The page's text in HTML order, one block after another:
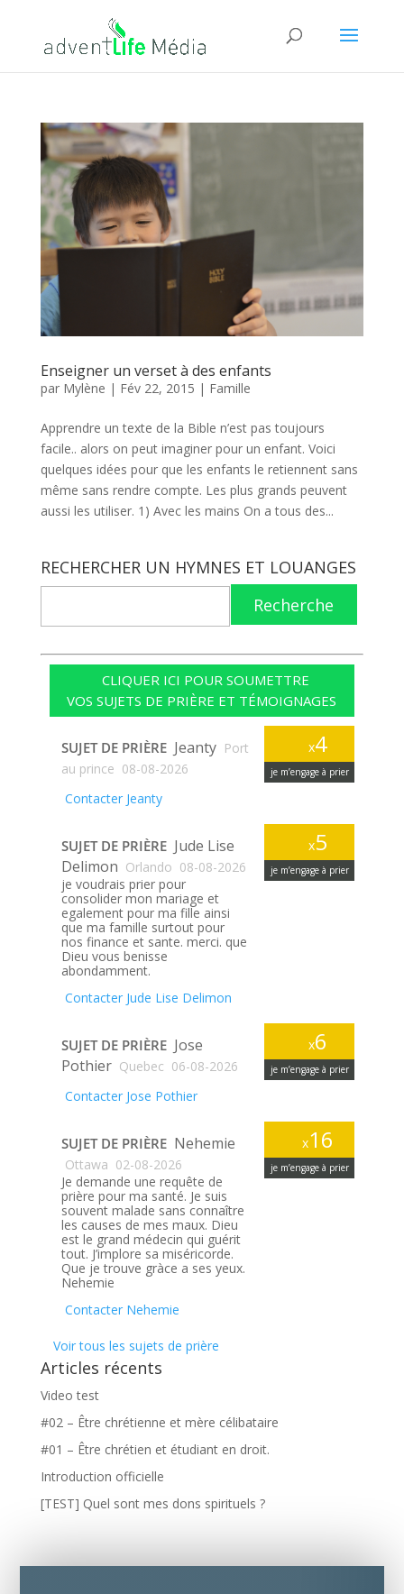
Enseigner un verset à des enfants
par Mylène | Fév 22, 2015 | Famille
Apprendre un texte de la Bible n’est pas toujours
facile.. alors on peut imaginer pour un enfant. Voici
quelques idées pour que les enfants le retiennent sans
même sans rendre compte. Les plus grands peuvent
aussi les utiliser. 1) Avec les mains On a tous des...
RECHERCHER UN HYMNES ET LOUANGES
Recherche
CLIQUER ICI POUR SOUMETTRE
VOS SUJETS DE PRIÈRE ET TÉMOIGNAGES
x4
je m’engage à prier
SUJET DE PRIÈRE Jeanty Port
au prince 08-08-2026
Contacter Jeanty
x5
je m’engage à prier
SUJET DE PRIÈRE Jude Lise
Delimon Orlando 08-08-2026
je voudrais prier pour
consolider mon mariage et
egalement pour ma fille ainsi
que ma famille surtout pour
nos finance et sante. merci. que
Dieu vous benisse
abondamment.
Contacter Jude Lise Delimon
x6
je m’engage à prier
SUJET DE PRIÈRE Jose
Pothier Quebec 06-08-2026
Contacter Jose Pothier
x16
je m’engage à prier
SUJET DE PRIÈRE Nehemie
Ottawa 02-08-2026
Je demande une requête de
prière pour ma santé. Je suis
souvent malade sans connaître
les causes de mes maux. Dieu
est le grand médecin qui guérit
tout. J’implore sa miséricorde.
Que je trouve gràce a ses yeux.
Nehemie
Contacter Nehemie
Voir tous les sujets de prière
Articles récents
Video test
#02 – Être chrétienne et mère célibataire
#01 – Être chrétien et étudiant en droit.
Introduction officielle
[TEST] Quel sont mes dons spirituels ?